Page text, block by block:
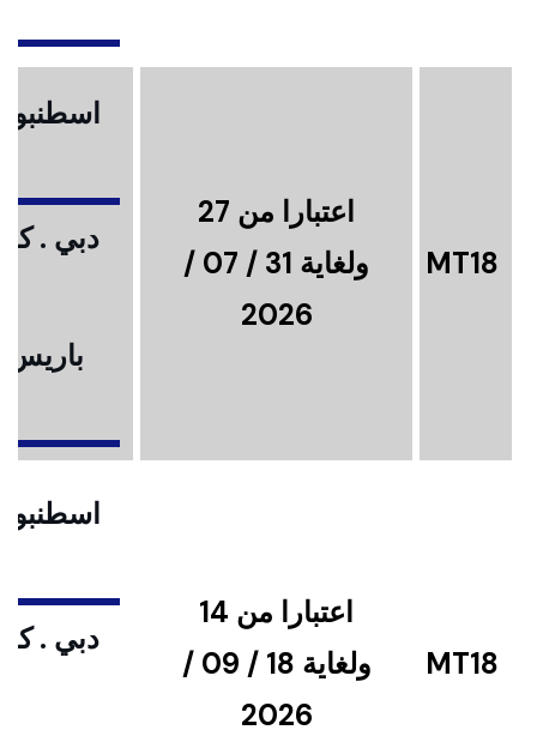
MT18
اعتبارا من 27
ولغاية 31 / 07 /
2026
دبي .
باريس
MT18
اعتبارا من 14
ولغاية 18 / 09 /
2026
دبي .